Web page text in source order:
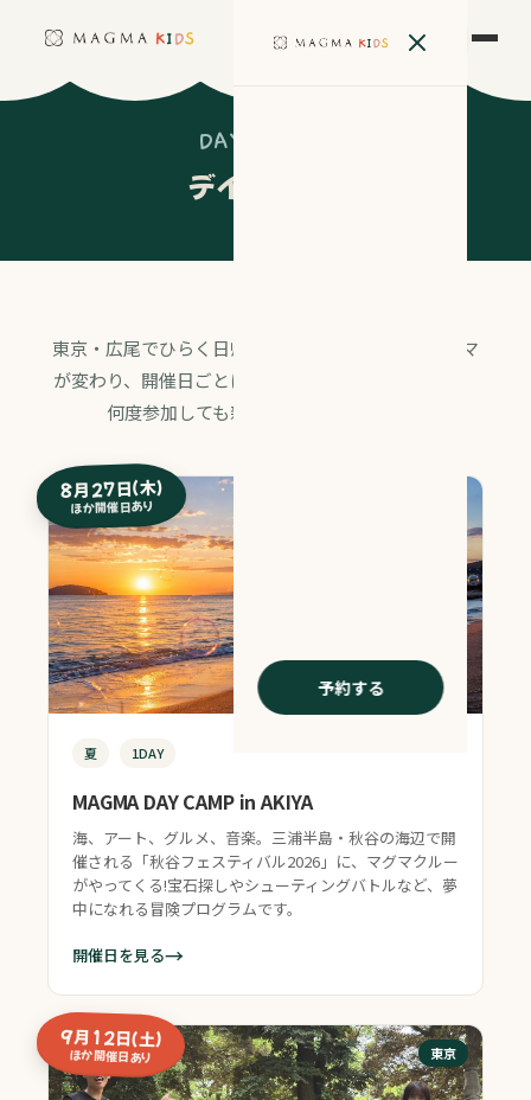
予約する
予約
DAY CAMPS
デイキャンプ
東京・広尾でひらく日帰りキャンプ。月ごとにテーマ
が変わり、開催日ごとに少しずつ内容がちがうから、
何度参加しても新しい発見があります。
8月27日（木）
ほか開催日あり
夏 1DAY
MAGMA DAY CAMP in AKIYA
海、アート、グルメ、音楽。三浦半島・秋谷の海辺で開
催される「秋谷フェスティバル2026」に、マグマクルー
がやってくる!宝石探しやシューティングバトルなど、夢
中になれる冒険プログラムです。
開催日を見る→
東京
9月12日（土）
ほか開催日あり